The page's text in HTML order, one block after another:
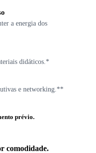
a energia dos
didáticos.*
e networking.**
prévio.
comodidade.